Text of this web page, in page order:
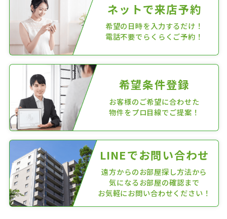
ネットで来店予約
希望の日時を入力するだけ！
電話不要でらくらくご予約！
希望条件登録
お客様のご希望に合わせた
物件をプロ目線でご提案！
LINEでお問い合わせ
遠方からのお部屋探し方法から
気になるお部屋の確認まで
お気軽にお問い合わせください！